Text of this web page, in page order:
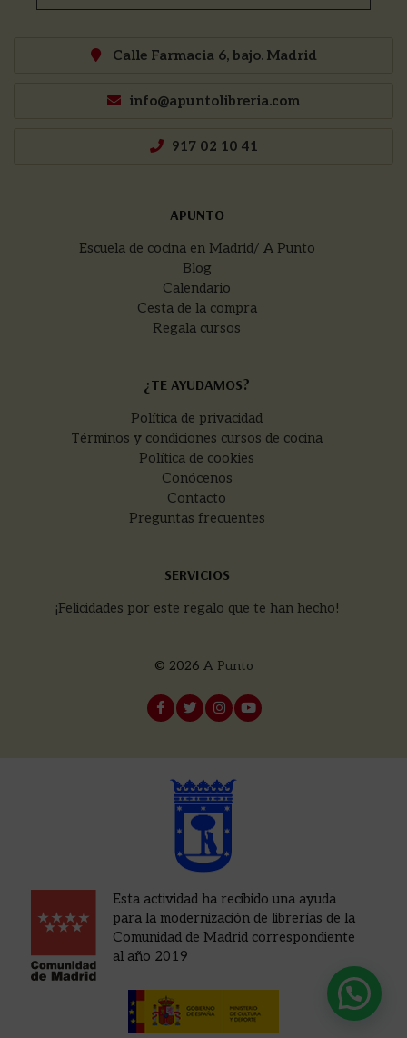
Calle Farmacia 6, bajo. Madrid
info@apuntolibreria.com
917 02 10 41
APUNTO
Escuela de cocina en Madrid/ A Punto
Blog
Calendario
Cesta de la compra
Regala cursos
¿TE AYUDAMOS?
Política de privacidad
Términos y condiciones cursos de cocina
Política de cookies
Conócenos
Contacto
Preguntas frecuentes
SERVICIOS
¡Felicidades por este regalo que te han hecho!
© 2026 A Punto
Esta actividad ha recibido una ayuda
para la modernización de librerías de la
Comunidad de Madrid correspondiente
al año 2019